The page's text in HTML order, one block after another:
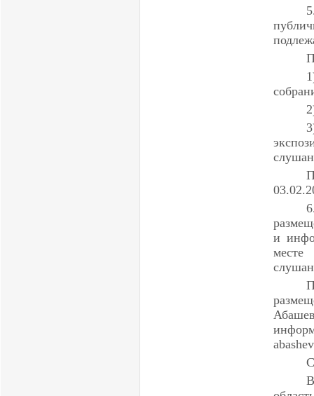
и
месте